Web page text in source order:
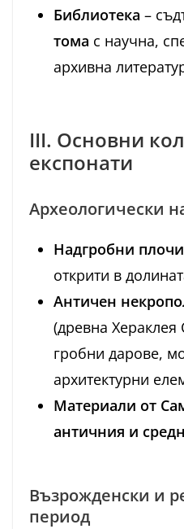
Библиотека –
тома с научна,
архивна
III. Основни
експонати
Археологически
Надгробни
открити в
Античен
(древна Хераклея
гробни дарове,
архитектурни
Материали от
античния и
Възрожденски и
период